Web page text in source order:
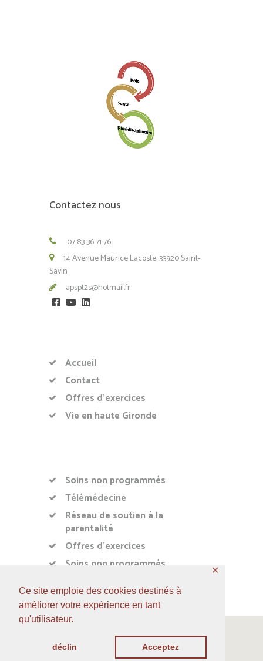
Ce site emploie des cookies destinés à
améliorer votre expérience en tant
qu'utilisateur.
déclin Acceptez
✕
Contactez nous
07 83 36 71 76
14 Avenue Maurice Lacoste, 33920 Saint-
Savin
apspt2s@hotmail.fr
Accueil
Contact
Offres d’exercices
Vie en haute Gironde
Soins non programmés
Télémédecine
Réseau de soutien à la
parentalité
Offres d’exercices
Soins non programmés